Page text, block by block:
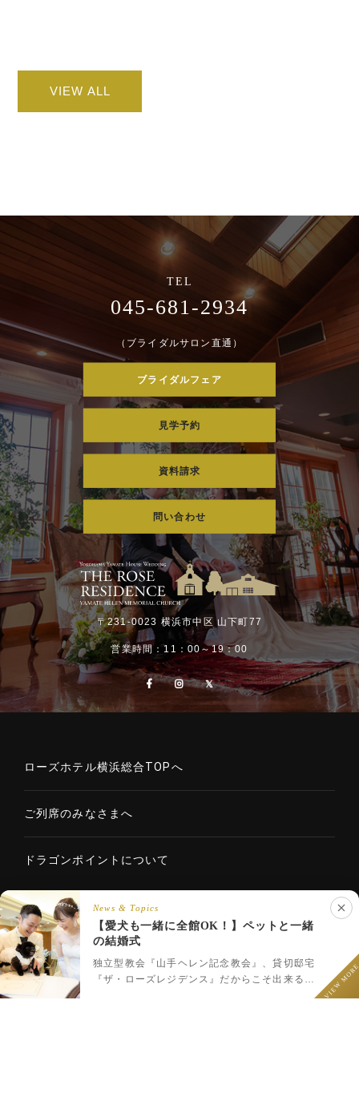
VIEW ALL
045-681-2934
（ブライダルサロン直通）
ブライダルフェア
見学予約
資料請求
問い合わせ
〒231-0023 横浜市中区 山下町77
営業時間：11：00～19：00
ローズホテル横浜総合TOPへ
ご列席のみなさまへ
ドラゴンポイントについて
Copyright © 2020 ROSE HOTELS INTERNATIONAL Co., Ltd. All
フェア予約 プラン一覧 LINEで相談
News & Topics
【愛犬も一緒に全館OK！】ペットと一緒
の結婚式
独立型教会『山手ヘレン記念教会』、貸切邸宅
『ザ・ローズレジデンス』だからこそ出来るペ
VIEW